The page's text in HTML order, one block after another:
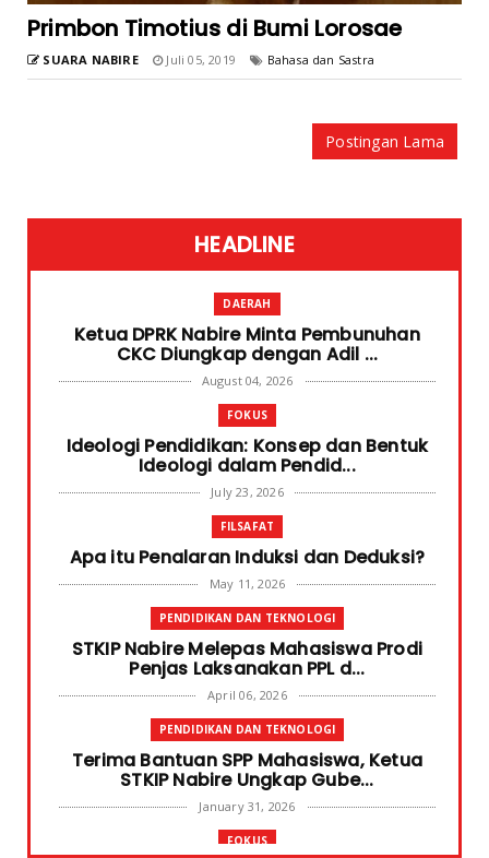
Primbon Timotius di Bumi Lorosae
SUARA NABIRE Juli 05, 2019 Bahasa dan Sastra
Postingan Lama
HEADLINE
DAERAH
Ketua DPRK Nabire Minta Pembunuhan
CKC Diungkap dengan Adil ...
August 04, 2026
FOKUS
Ideologi Pendidikan: Konsep dan Bentuk
Ideologi dalam Pendid...
July 23, 2026
FILSAFAT
Apa itu Penalaran Induksi dan Deduksi?
May 11, 2026
PENDIDIKAN DAN TEKNOLOGI
STKIP Nabire Melepas Mahasiswa Prodi
Penjas Laksanakan PPL d...
April 06, 2026
PENDIDIKAN DAN TEKNOLOGI
Terima Bantuan SPP Mahasiswa, Ketua
STKIP Nabire Ungkap Gube...
January 31, 2026
FOKUS